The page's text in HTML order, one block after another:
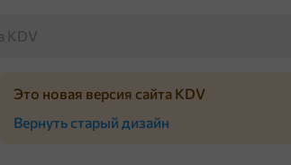
Это новая версия сайта KDV
Вернуть старый дизайн